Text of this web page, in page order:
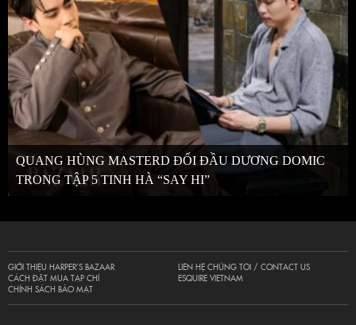
QUANG HÙNG MASTERD ĐỐI ĐẦU DƯƠNG DOMIC
TRONG TẬP 5 TINH HÀ “SAY HI”
GIỚI THIỆU HARPER’S BAZAAR
CÁCH ĐẶT MUA TẠP CHÍ
CHÍNH SÁCH BẢO MẬT
LIÊN HỆ CHÚNG TÔI / CONTACT US
ESQUIRE VIETNAM